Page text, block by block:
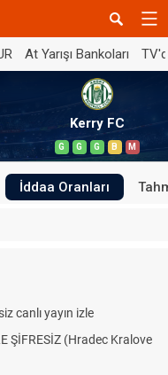
At Yarışı Bankoları
Kerry FC
G G G B M
İddaa Oranları
canlı yayın izle
ŞİFRESİZ (Hradec Kralove